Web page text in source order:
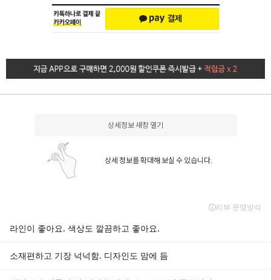
상세정보 새창 열기
상세 정보를 확대해 보실 수 있습니다.